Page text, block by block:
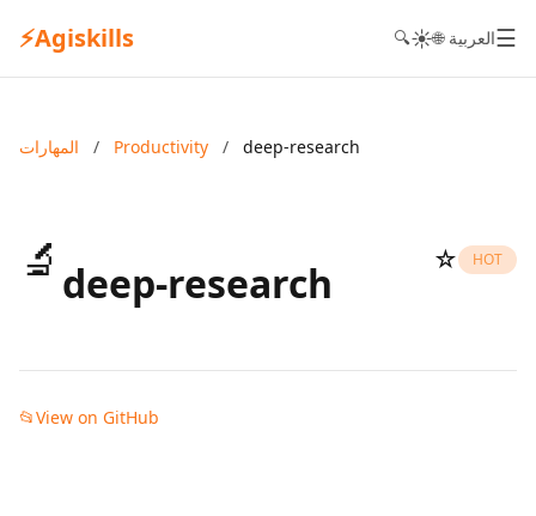
⚡Agiskills 🔍☀️ 🌐 العربية☰
المهارات / Productivity / deep-research
🔬 deep-research ☆ HOT
📂View on GitHub